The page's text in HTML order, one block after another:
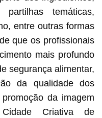
temáticas,
entre outras formas
que os profissionais
mais profundo
segurança alimentar,
da qualidade dos
da imagem
Criativa de